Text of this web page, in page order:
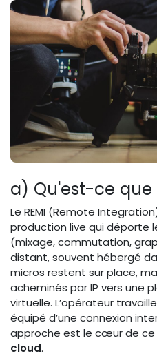
a) Qu'est-ce que
Le REMI (Remote
production live qui déporte
(mixage, commutation,
distant, souvent hébergé
micros restent sur place,
acheminés par IP vers une
virtuelle. L’opérateur
équipé d’une connexion
approche est le cœur de ce
cloud.